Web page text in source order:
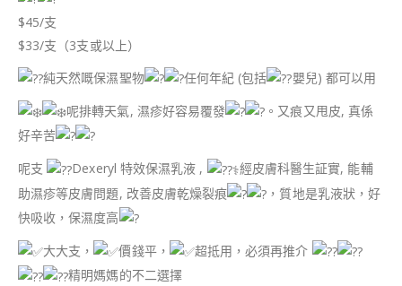
$45/支
$33/支（3支或以上）
純天然嘅保濕聖物
任何年紀 (包括
嬰兒) 都可以用
呢排轉天氣, 濕疹好容易覆發
。又痕又甩皮, 真係
好辛苦
呢支
Dexeryl 特效保濕乳液 ,
經皮膚科醫生証實, 能輔
助濕疹等皮膚問題, 改善皮膚乾燥裂痕
，質地是乳液狀，好
快吸收，保濕度高
大大支，
價錢平，
超抵用，必須再推介
精明媽媽的不二選擇